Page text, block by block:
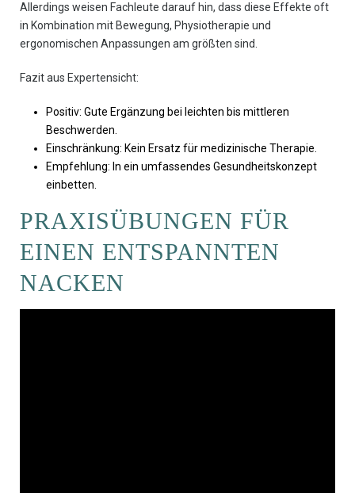
Allerdings weisen Fachleute darauf hin, dass diese Effekte oft
in Kombination mit Bewegung, Physiotherapie und
ergonomischen Anpassungen am größten sind.
Fazit aus Expertensicht:
Positiv: Gute Ergänzung bei leichten bis mittleren
Beschwerden.
Einschränkung: Kein Ersatz für medizinische Therapie.
Empfehlung: In ein umfassendes Gesundheitskonzept
einbetten.
PRAXISÜBUNGEN FÜR
EINEN ENTSPANNTEN
NACKEN